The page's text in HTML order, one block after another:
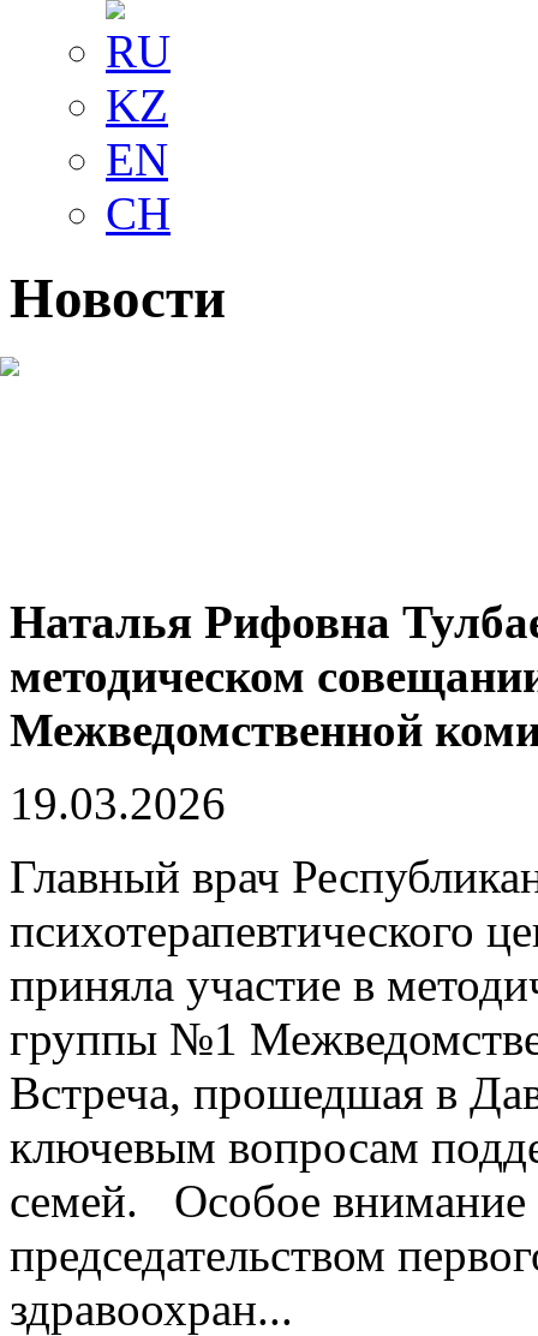
RU
KZ
EN
CH
Новости
Наталья Рифовна
методическом
Межведомственной
19.03.2026
Главный врач
психотерапевтического
приняла участие в
группы №1
Встреча, прошедшая в
ключевым вопросам
семей. Особое внимание
председательством
здравоохран...